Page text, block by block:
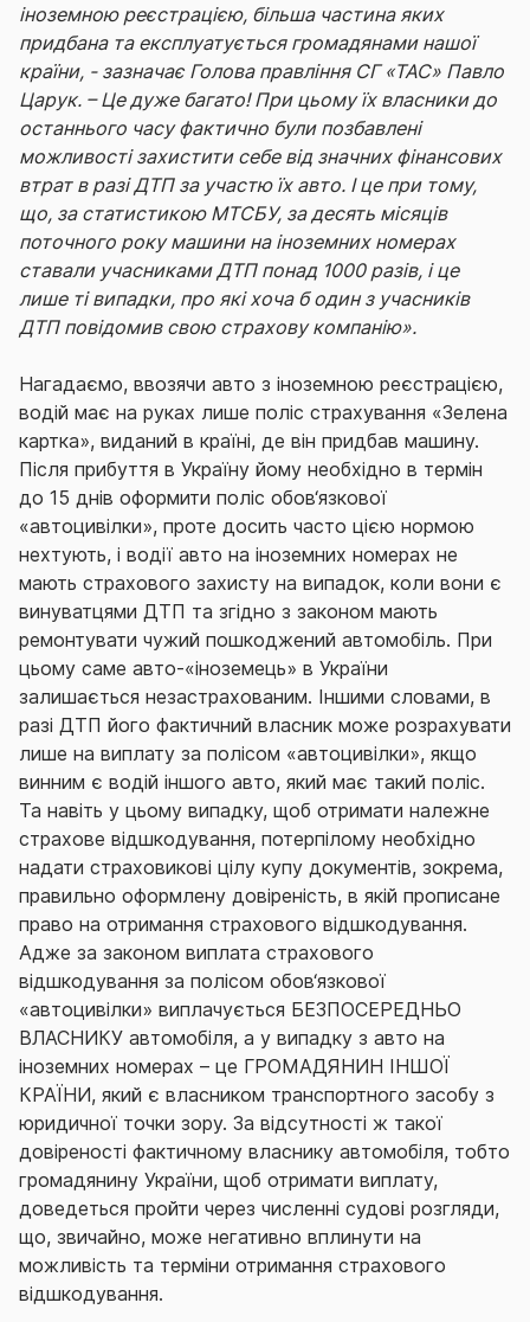
іноземною реєстрацією, більша частина яких
придбана та експлуатується громадянами нашої
країни, - зазначає Голова правління СГ «ТАС» Павло
Царук. – Це дуже багато! При цьому їх власники до
останнього часу фактично були позбавлені
можливості захистити себе від значних фінансових
втрат в разі ДТП за участю їх авто. І це при тому,
що, за статистикою МТСБУ, за десять місяців
поточного року машини на іноземних номерах
ставали учасниками ДТП понад 1000 разів, і це
лише ті випадки, про які хоча б один з учасників
ДТП повідомив свою страхову компанію».
Нагадаємо, ввозячи авто з іноземною реєстрацією,
водій має на руках лише поліс страхування «Зелена
картка», виданий в країні, де він придбав машину.
Після прибуття в Україну йому необхідно в термін
до 15 днів оформити поліс обов‘язкової
«автоцивілки», проте досить часто цією нормою
нехтують, і водії авто на іноземних номерах не
мають страхового захисту на випадок, коли вони є
винуватцями ДТП та згідно з законом мають
ремонтувати чужий пошкоджений автомобіль. При
цьому саме авто-«іноземець» в України
залишається незастрахованим. Іншими словами, в
разі ДТП його фактичний власник може розрахувати
лише на виплату за полісом «автоцивілки», якщо
винним є водій іншого авто, який має такий поліс.
Та навіть у цьому випадку, щоб отримати належне
страхове відшкодування, потерпілому необхідно
надати страховикові цілу купу документів, зокрема,
правильно оформлену довіреність, в якій прописане
право на отримання страхового відшкодування.
Адже за законом виплата страхового
відшкодування за полісом обов‘язкової
«автоцивілки» виплачується БЕЗПОСЕРЕДНЬО
ВЛАСНИКУ автомобіля, а у випадку з авто на
іноземних номерах – це ГРОМАДЯНИН ІНШОЇ
КРАЇНИ, який є власником транспортного засобу з
юридичної точки зору. За відсутності ж такої
довіреності фактичному власнику автомобіля, тобто
громадянину України, щоб отримати виплату,
доведеться пройти через численні судові розгляди,
що, звичайно, може негативно вплинути на
можливість та терміни отримання страхового
відшкодування.